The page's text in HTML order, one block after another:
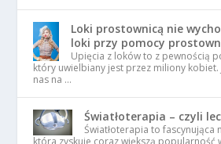
Loki prostownicą nie
loki przy pomocy
Upięcia z loków to z pewnością
który uwielbiany jest przez miliony kobiet.
nas na …
Światłoterapia – czyli
Światłoterapia to fascynująca
która zyskuje coraz większą popularność